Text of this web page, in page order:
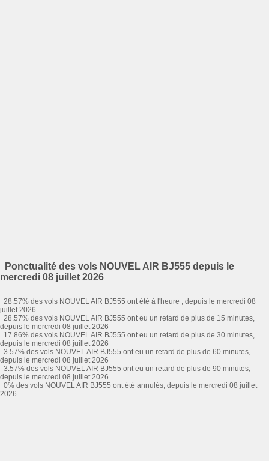
Ponctualité des vols NOUVEL AIR BJ555 depuis le
mercredi 08 juillet 2026
28.57% des vols NOUVEL AIR BJ555 ont été à l'heure , depuis le mercredi 08
juillet 2026
28.57% des vols NOUVEL AIR BJ555 ont eu un retard de plus de 15 minutes,
depuis le mercredi 08 juillet 2026
17.86% des vols NOUVEL AIR BJ555 ont eu un retard de plus de 30 minutes,
depuis le mercredi 08 juillet 2026
3.57% des vols NOUVEL AIR BJ555 ont eu un retard de plus de 60 minutes,
depuis le mercredi 08 juillet 2026
3.57% des vols NOUVEL AIR BJ555 ont eu un retard de plus de 90 minutes,
depuis le mercredi 08 juillet 2026
0% des vols NOUVEL AIR BJ555 ont été annulés, depuis le mercredi 08 juillet
2026